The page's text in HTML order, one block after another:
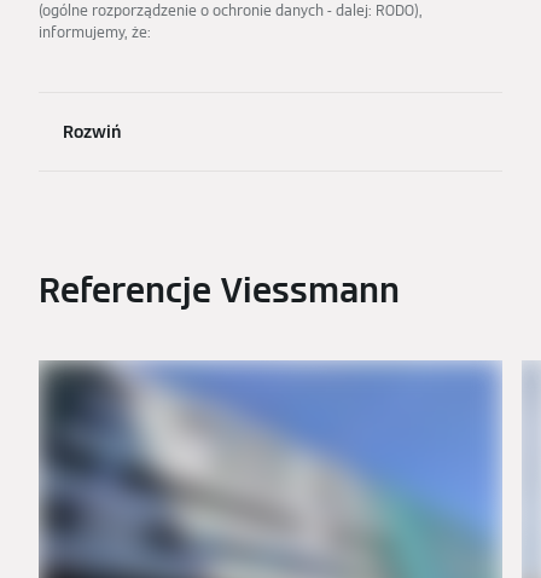
(ogólne rozporządzenie o ochronie danych - dalej: RODO),
informujemy, że:
Rozwiń
Referencje Viessmann